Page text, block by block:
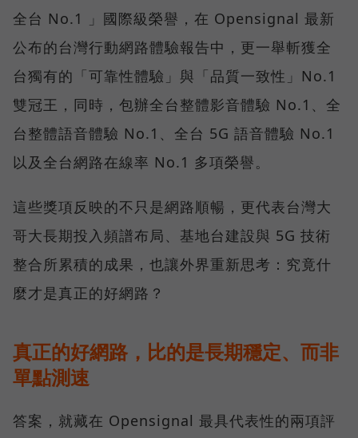
全台 No.1 」國際級榮譽，在 Opensignal 最新
公布的台灣行動網路體驗報告中，更一舉斬獲全
台獨有的「可靠性體驗」與「品質一致性」No.1
雙冠王，同時，包辦全台整體影音體驗 No.1、全
台整體語音體驗 No.1、全台 5G 語音體驗 No.1
以及全台網路在線率 No.1 多項榮譽。
這些獎項反映的不只是網路順暢，更代表台灣大
哥大長期投入頻譜布局、基地台建設與 5G 技術
整合所累積的成果，也讓外界重新思考：究竟什
麼才是真正的好網路？
真正的好網路，比的是長期穩定、而非
單點測速
答案，就藏在 Opensignal 最具代表性的兩項評